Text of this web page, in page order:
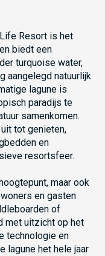
Resort is het
biedt een
turquoise water,
aangelegd natuurlijk
lagune is
paradijs te
samenkomen.
tot genieten,
en
resortsfeer.
maar ook
en gasten
of
met uitzicht op het
technologie en
lagune het hele jaar